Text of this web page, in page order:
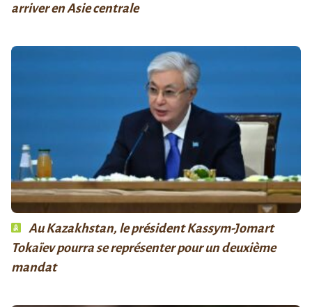
arriver en Asie centrale
Au Kazakhstan, le président Kassym-Jomart
Tokaïev pourra se représenter pour un deuxième
mandat